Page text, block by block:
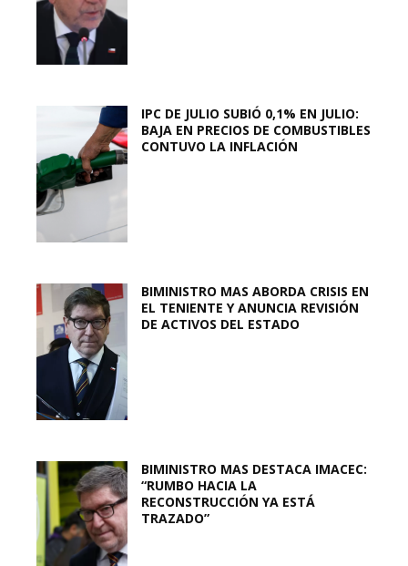
IPC DE JULIO SUBIÓ 0,1% EN JULIO:
BAJA EN PRECIOS DE COMBUSTIBLES
CONTUVO LA INFLACIÓN
BIMINISTRO MAS ABORDA CRISIS EN
EL TENIENTE Y ANUNCIA REVISIÓN
DE ACTIVOS DEL ESTADO
BIMINISTRO MAS DESTACA IMACEC:
“RUMBO HACIA LA
RECONSTRUCCIÓN YA ESTÁ
TRAZADO”